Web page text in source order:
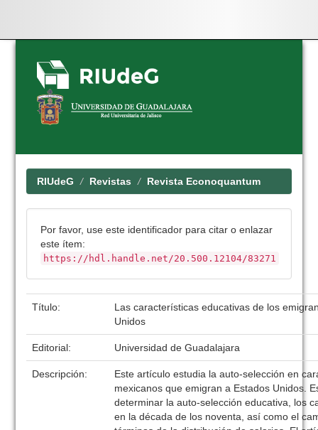
Skip
navigation
RIUdeG Revistas Revista Econoquantum
Por favor, use este identificador para citar o enlazar
este ítem:
https://hdl.handle.net/20.500.12104/83271
Título:
Las características educativas de los
Unidos
Editorial: Universidad de Guadalajara
Descripción:
Este artículo estudia la auto-selección en
mexicanos que emigran a Estados Unidos.
determinar la auto-selección educativa, los
en la década de los noventa, así como el